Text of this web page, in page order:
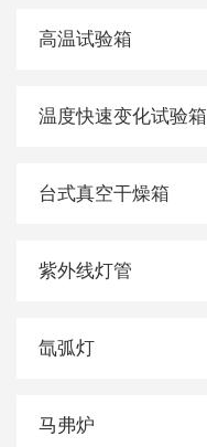
高温试验箱
温度快速变化试验箱
台式真空干燥箱
紫外线灯管
氙弧灯
马弗炉